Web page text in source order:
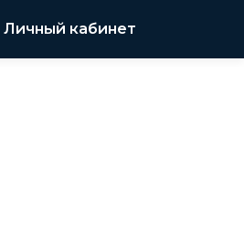
Личный кабинет